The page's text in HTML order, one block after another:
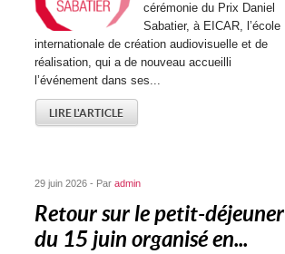
cérémonie du Prix Daniel
Sabatier, à EICAR, l’école
internationale de création audiovisuelle et de
réalisation, qui a de nouveau accueilli
l’événement dans ses...
LIRE L'ARTICLE
29 juin 2026 - Paradmin
Retour sur le petit-déjeuner
du 15 juin organisé en...